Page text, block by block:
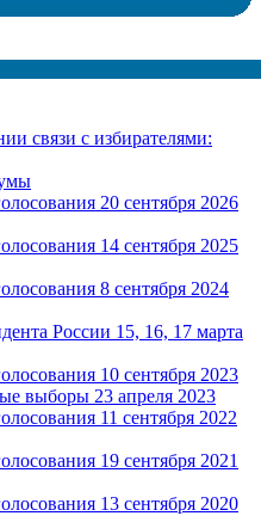
связи с избирателями:
20 сентября 2026
14 сентября 2025
8 сентября 2024
России 15, 16, 17 марта
10 сентября 2023
выборы 23 апреля 2023
11 сентября 2022
19 сентября 2021
13 сентября 2020